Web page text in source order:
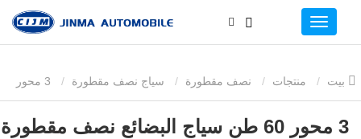
منتجات نصف مقطورة سياج نصف مقطورة 3 محور
60 طن سياج البضائع نصف مقطورة
3 محور 60 طن سياج البضائع نصف مقطورة